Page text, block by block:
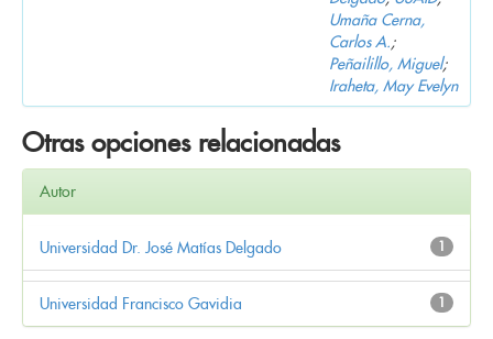
Umaña Cerna,
Carlos A.;
Peñailillo, Miguel;
Iraheta, May Evelyn
Otras opciones relacionadas
Autor
1
Universidad Dr. José Matías Delgado
1
Universidad Francisco Gavidia